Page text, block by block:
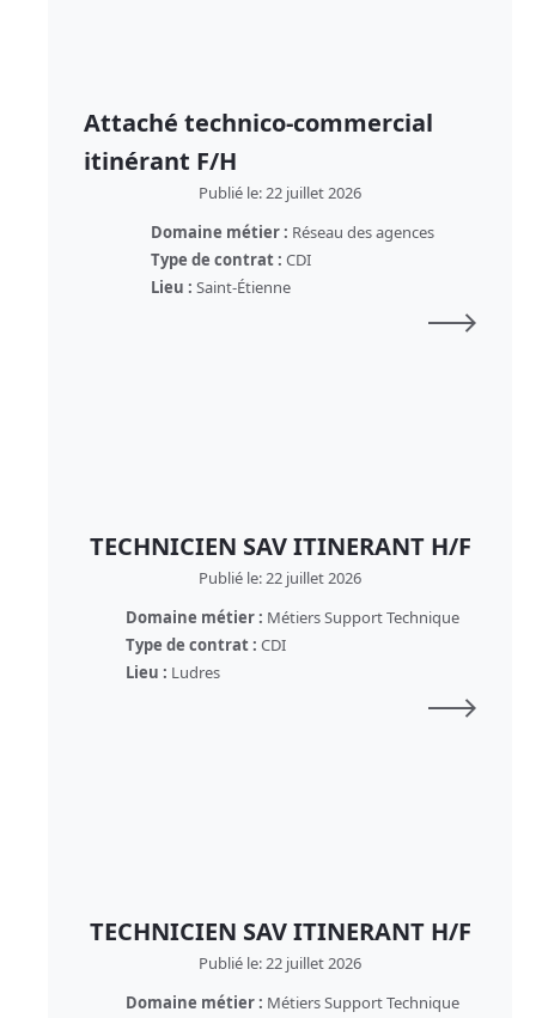
Attaché technico-commercial
itinérant F/H
Publié le: 22 juillet 2026
Domaine métier : Réseau des agences
Type de contrat : CDI
Lieu : Saint-Étienne
TECHNICIEN SAV ITINERANT H/F
Publié le: 22 juillet 2026
Domaine métier : Métiers Support Technique
Type de contrat : CDI
Lieu : Ludres
TECHNICIEN SAV ITINERANT H/F
Publié le: 22 juillet 2026
Domaine métier : Métiers Support Technique